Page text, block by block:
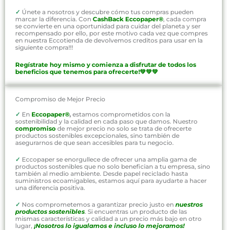
✓ Únete a nosotros y descubre cómo tus compras pueden
marcar la diferencia. Con CashBack Eccopaper®, cada compra
se convierte en una oportunidad para cuidar del planeta y ser
recompensado por ello, por este motivo cada vez que compres
en nuestra Eccotienda de devolvemos creditos para usar en la
siguiente compra!!!
Regístrate hoy mismo y comienza a disfrutar de todos los
beneficios que tenemos para ofrecerte!💚💚💚
Compromiso de Mejor Precio
✓ En Eccopaper®, estamos comprometidos con la
sostenibilidad y la calidad en cada paso que damos. Nuestro
compromiso de mejor precio no solo se trata de ofrecerte
productos sostenibles excepcionales, sino también de
asegurarnos de que sean accesibles para tu negocio.
✓ Eccopaper se enorgullece de ofrecer una amplia gama de
productos sostenibles que no solo benefician a tu empresa, sino
también al medio ambiente. Desde papel reciclado hasta
suministros ecoamigables, estamos aquí para ayudarte a hacer
una diferencia positiva.
✓ Nos comprometemos a garantizar precio justo en nuestros
productos sostenibles. Si encuentras un producto de las
mismas características y calidad a un precio más bajo en otro
lugar, ¡Nosotros lo igualamos e incluso lo mejoramos!